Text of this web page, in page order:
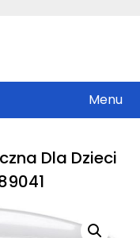
Menu
Dla Dzieci